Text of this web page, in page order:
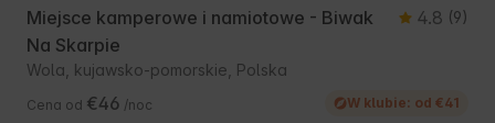
Miejsce kamperowe i namiotowe - Biwak
Na Skarpie
4.8 (9)
Wola, kujawsko-pomorskie, Polska
Cena od €46 /noc W klubie: od €41